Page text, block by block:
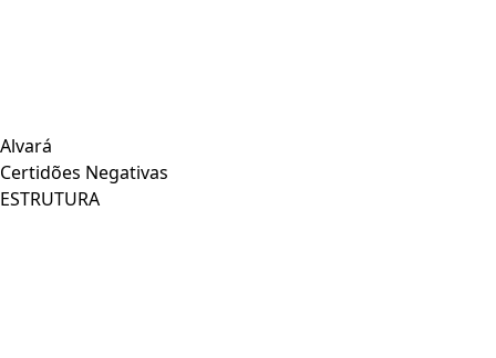
Alvará
Certidões Negativas
ESTRUTURA